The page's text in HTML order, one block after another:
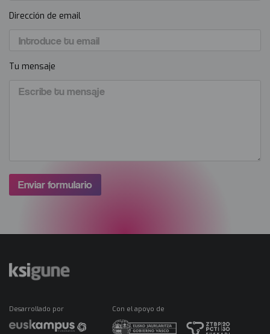
Dirección de email
Tu mensaje
Desarrollado por Con el apoyo de